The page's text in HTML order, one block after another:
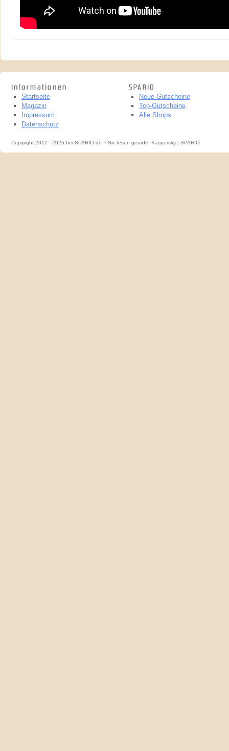
Informationen
Startseite
Magazin
Impressum
Datenschutz
SPARIO
Neue Gutscheine
Top-Gutscheine
Alle Shops
Copyright 2012 - 2026 bei SPARIO.de ~ Sie lesen gerade: Kaspersky | SPARIO